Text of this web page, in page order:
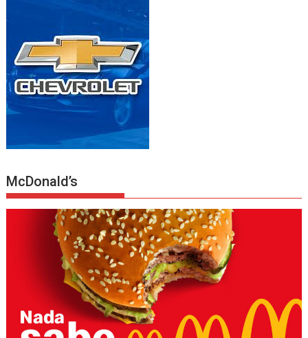
McDonald’s